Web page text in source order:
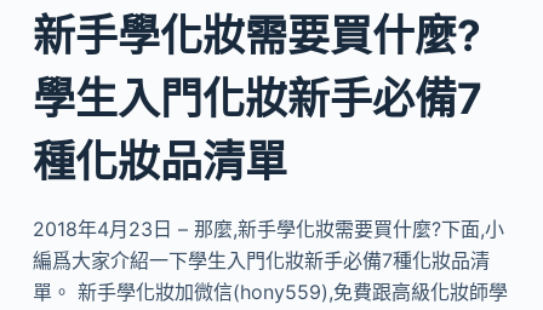
新手學化妝需要買什麼?
學生入門化妝新手必備7
種化妝品清單
2018年4月23日 – 那麼,新手學化妝需要買什麼?下面,小
編爲大家介紹一下學生入門化妝新手必備7種化妝品清
單。 新手學化妝加微信(hony559),免費跟高級化妝師學